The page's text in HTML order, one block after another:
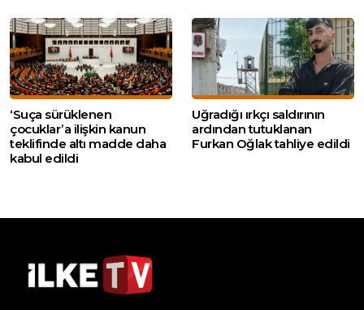
‘Suça sürüklenen
çocuklar’a ilişkin kanun
teklifinde altı madde daha
kabul edildi
Uğradığı ırkçı saldırının
ardından tutuklanan
Furkan Oğlak tahliye edildi